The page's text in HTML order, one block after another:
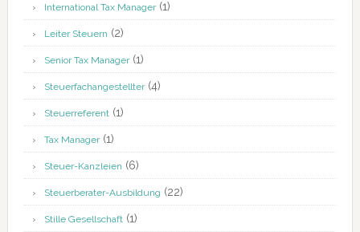
International Tax Manager(1)
Leiter Steuern (2)
Senior Tax Manager(1)
Steuerfachangestellter(4)
Steuerreferent(1)
Tax Manager(1)
Steuer-Kanzleien (6)
Steuerberater-Ausbildung (22)
Stille Gesellschaft(1)